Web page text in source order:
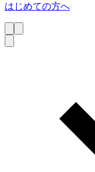
はじめての方へ